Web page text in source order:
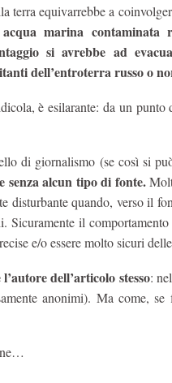
terra equivarrebbe a
marina contaminata
si avrebbe ad
dell’entroterra russo o
è esilarante: da un
di giornalismo (se così si
senza alcun tipo di fonte.
disturbante quando, verso il
Sicuramente il
e/o essere molto sicuri
dell’articolo stesso:
anonimi). Ma come,